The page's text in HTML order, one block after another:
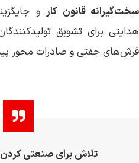
سخت‌گیرانه قانون کارو
هدایتی برای تشویق
فرش‌های جفتی و صادرات محور
تلاش برای صنعتی